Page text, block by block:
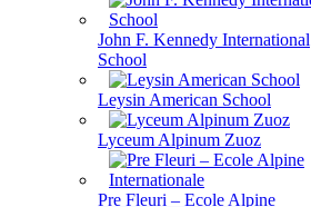
John F. Kennedy International
School
Leysin American School
Lyceum Alpinum Zuoz
Pre Fleuri – Ecole Alpine